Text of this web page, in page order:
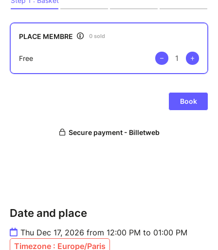
Date and place
Thu Dec 17, 2026 from 12:00 PM to 01:00 PM
Timezone : Europe/Paris